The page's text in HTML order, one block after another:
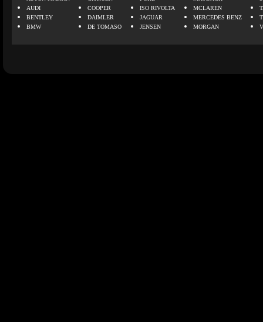
AUDI
BENTLEY
BMW
COOPER
DAIMLER
DE TOMASO
ISO RIVOLTA
JAGUAR
JENSEN
MCLAREN
MERCEDES BENZ
MORGAN